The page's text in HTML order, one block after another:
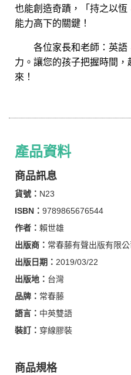
也能創造奇蹟，「持之以
能力高下的關鍵！
各位家長和老師：英語
力。讓您的孩子把握時間
來！
產品資料
商品訊息
貨號： N23
ISBN： 9789865676544
作者： 賴世雄
出版商： 常春藤有聲出版有限公
出版日期： 2019/03/22
出版地： 台灣
品牌： 常春藤
語言： 中英雙語
裝訂： 穿線膠裝
商品規格